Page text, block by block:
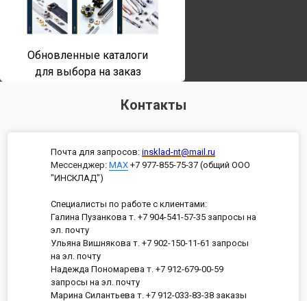
Обновленные каталоги
для выбора на заказ
Контакты
Почта для запросов: insklad-nt@mail.ru
Мессенджер: MAX +7 977-855-75-37 (общий ООО
"ИНСКЛАД")
Специалисты по работе с клиентами:
Галина Пузанкова т. +7 904-541-57-35 запросы на
эл. почту
Ульяна Вишнякова т. +7 902-150-11-61 запросы
на эл. почту
Надежда Пономарева т. +7 912-679-00-59
запросы на эл. почту
Марина Силантьева т. +7 912-033-83-38 заказы